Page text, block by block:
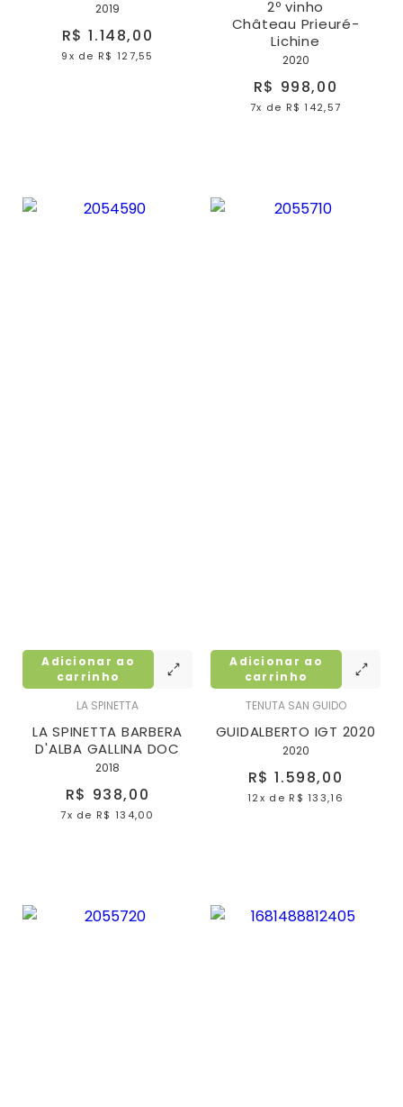
2019
R$ 1.148,00
9x de R$ 127,55
2º vinho
Château Prieuré-
Lichine
2020
R$ 998,00
7x de R$ 142,57
LA SPINETTA
LA SPINETTA BARBERA
D'ALBA GALLINA DOC
2018
R$ 938,00
7x de R$ 134,00
Adicionar ao
carrinho
TENUTA SAN GUIDO
GUIDALBERTO IGT 2020
2020
R$ 1.598,00
12x de R$ 133,16
Adicionar ao
carrinho